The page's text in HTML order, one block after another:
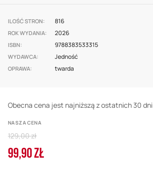
images
gallery
ILOŚĆ STRON 816
ROK WYDANIA 2026
ISBN 9788383533315
WYDAWCA Jedność
OPRAWA twarda
Obecna cena jest najniższą z ostatnich 30 dni
NASZA CENA
Cena
99,90 ZŁ
Regular
Price
129,00 zł